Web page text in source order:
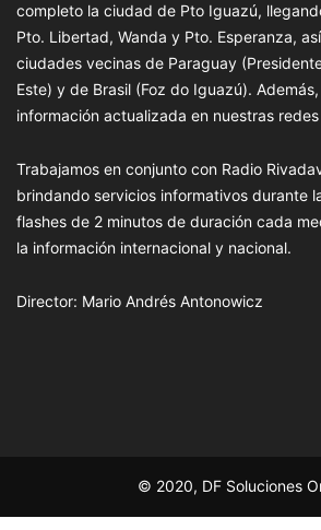
completo la ciudad de Pto Iguazú,
Pto. Libertad, Wanda y Pto. Esperanza,
ciudades vecinas de Paraguay
Este) y de Brasil (Foz do Iguazú).
información actualizada en nuestras
Trabajamos en conjunto con Radio
brindando servicios informativos durante
flashes de 2 minutos de duración cada
la información internacional y nacional.
Director: Mario Andrés Antonowicz
© 2020, DF Soluciones